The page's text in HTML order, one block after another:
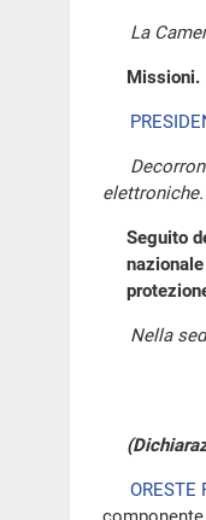
La
Missioni.
elettroniche.
Seguito
Nella
ORESTE